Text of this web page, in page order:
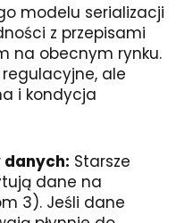
modelu serializacji
z przepisami
na obecnym rynku.
ale
i kondycja
danych: Starsze
dane na
3). Jeśli dane